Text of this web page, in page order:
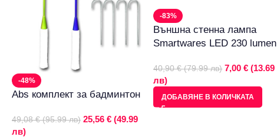
-48%
Abs комплект за бадминтон
49,08 € (95.99 лв) 25,56 € (49.99
лв)
-83%
Външна стенна лампа
Smartwares LED 230 lumen
40,90 € (79.99 лв) 7,00 € (13.69
лв)
ДОБАВЯНЕ В КОЛИЧКАТА